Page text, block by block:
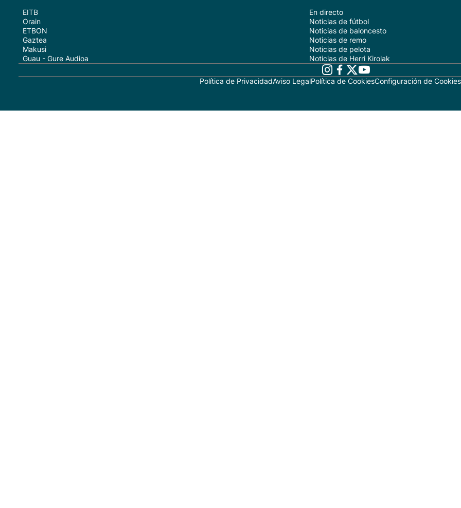
EITB
Orain
ETBON
Gaztea
Makusi
Guau - Gure Audioa
En directo
Noticias de fútbol
Noticias de baloncesto
Noticias de remo
Noticias de pelota
Noticias de Herri Kirolak
Política de PrivacidadAviso LegalPolítica de CookiesConfiguración de Cookies